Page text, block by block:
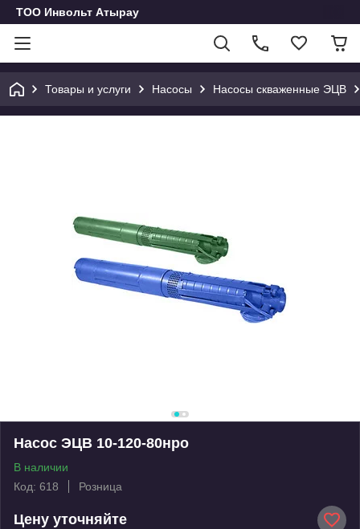
ТОО Инвольт Атырау
Товары и услуги Насосы Насосы скваженные ЭЦВ
Насос ЭЦВ 10-120-80нро
В наличии
Код: 618
Розница
Цену уточняйте